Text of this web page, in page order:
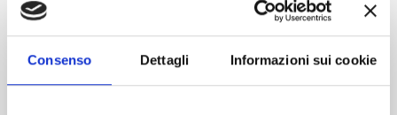
Consenso Dettagli Informazioni sui cookie